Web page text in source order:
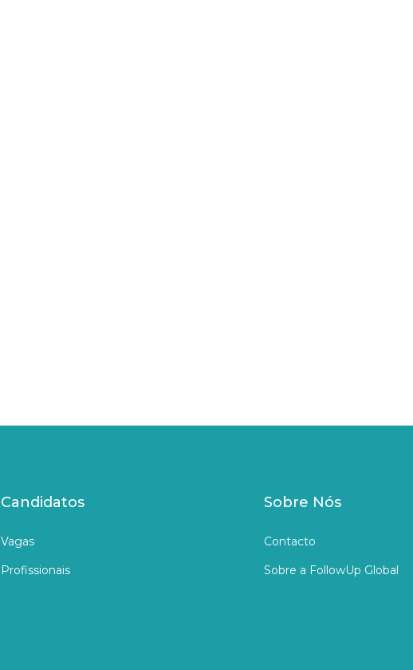
Candidatos
Vagas
Profissionais
Sobre Nós
Contacto
Sobre a FollowUp Global